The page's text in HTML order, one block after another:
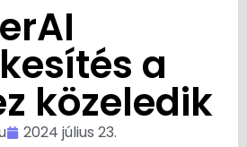
a
közeledik
2024 július 23.